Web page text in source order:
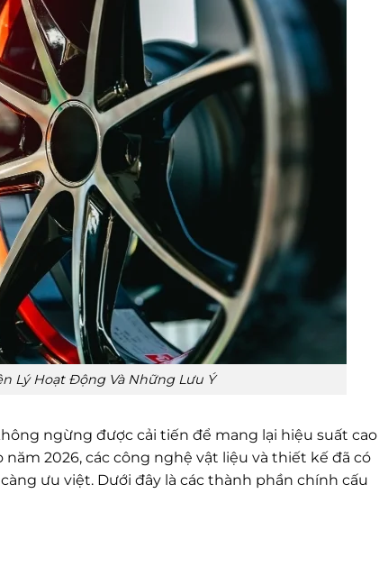
Lý Hoạt Động Và Những Lưu Ý
ngừng được cải tiến để mang lại hiệu suất cao
2026, các công nghệ vật liệu và thiết kế đã có
ưu việt. Dưới đây là các thành phần chính cấu